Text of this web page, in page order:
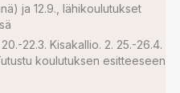
ja 12.9., lähikoulutukset
20.-22.3. Kisakallio. 2. 25.-26.4.
koulutuksen esitteeseen